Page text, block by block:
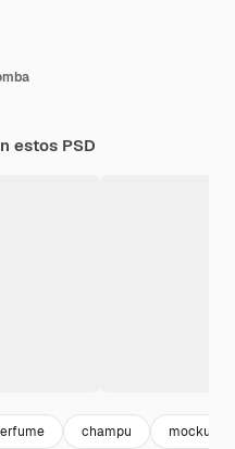
estos PSD
champu mockup